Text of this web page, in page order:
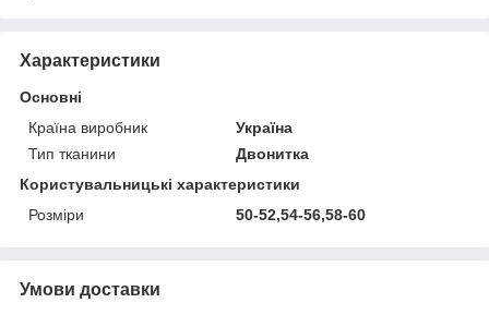
Характеристики
Основні
Країна виробник
Україна
Тип тканини
Двонитка
Користувальницькі характеристики
Розміри
50-52,54-56,58-60
Умови доставки